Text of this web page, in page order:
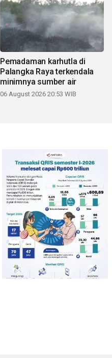
Pemadaman karhutla di
Palangka Raya terkendala
minimnya sumber air
06 August 2026 20:53 WIB